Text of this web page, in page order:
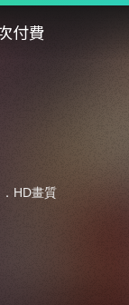
付費
．HD畫質